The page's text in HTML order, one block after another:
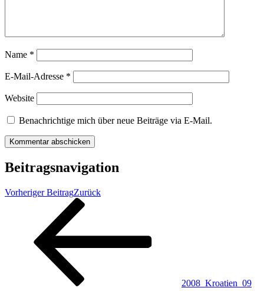
Name *
E-Mail-Adresse *
Website
Benachrichtige mich über neue Beiträge via E-Mail.
Beitragsnavigation
Vorheriger BeitragZurück
2008_Kroatien_09